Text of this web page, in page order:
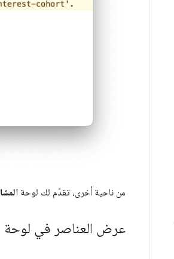
من ناحية أخرى، تقدّم لك لوحة
عرض العناصر في لوحة